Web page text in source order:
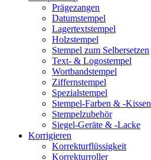
Prägezangen
Datumstempel
Lagertextstempel
Holzstempel
Stempel zum Selbersetzen
Text- & Logostempel
Wortbandstempel
Ziffernstempel
Spezialstempel
Stempel-Farben & -Kissen
Stempelzubehör
Siegel-Geräte & -Lacke
Korrigieren
Korrekturflüssigkeit
Korrekturroller